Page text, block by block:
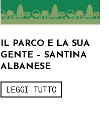
IL PARCO E LA SUA
GENTE – SANTINA
ALBANESE
LEGGI TUTTO